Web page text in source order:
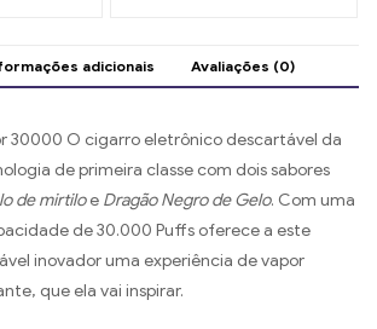
adicionais Avaliações (0)
30000 O cigarro eletrônico descartável da
de primeira classe com dois sabores
de mirtiloe Dragão Negro de Gelo. Com uma
de 30.000 Puffs oferece a este
inovador uma experiência de vapor
que ela vai inspirar.